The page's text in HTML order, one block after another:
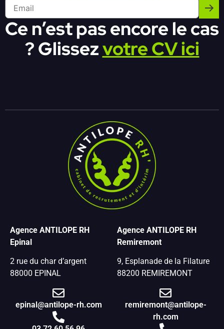
Ce n’est pas encore le cas
? Glissezvotre CV ici
Agence ANTILOPE RH
Epinal
2 rue du char d’argent
88000 EPINAL
epinal@antilope-rh.com
Agence ANTILOPE RH
Remiremont
9, Esplanade de la Filature
88200 REMIREMONT
remiremont@antilope-
rh.com